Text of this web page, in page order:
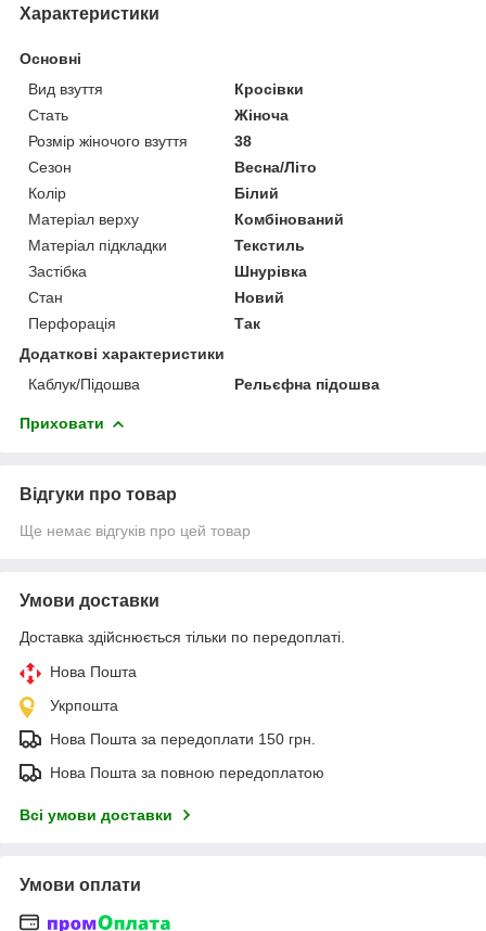
Характеристики
Основні
Вид взуття
Кросівки
Стать
Жіноча
Розмір жіночого взуття
38
Сезон
Весна/Літо
Колір
Білий
Матеріал верху
Комбінований
Матеріал підкладки
Текстиль
Застібка
Шнурівка
Стан
Новий
Перфорація
Так
Додаткові характеристики
Каблук/Підошва
Рельєфна підошва
Приховати
Відгуки про товар
Ще немає відгуків про цей товар
Умови доставки
Доставка здійснюється тільки по передоплаті.
Нова Пошта
Укрпошта
Нова Пошта за передоплати 150 грн.
Нова Пошта за повною передоплатою
Всі умови доставки
Умови оплати